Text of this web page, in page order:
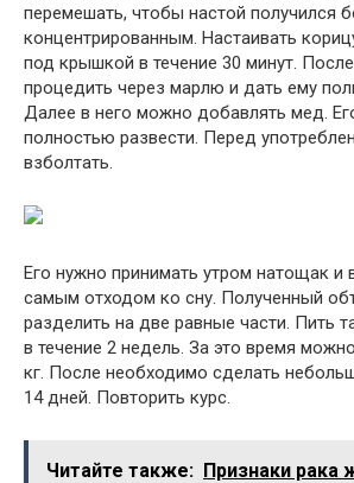
перемешать, чтобы настой получился
концентрированным. Настаивать
под крышкой в течение 30 минут.
процедить через марлю и дать ему
Далее в него можно добавлять мед.
полностью развести. Перед
взболтать.
Его нужно принимать утром натощак и
самым отходом ко сну. Полученный
разделить на две равные части. Пить
в течение 2 недель. За это время
кг. После необходимо сделать
14 дней. Повторить курс.
Читайте также: Признаки рака